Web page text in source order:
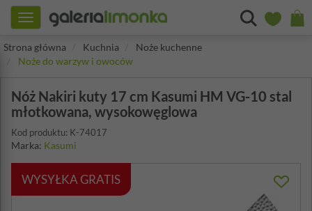
Toggle
navigation
Strona główna
Kuchnia
Noże kuchenne
Noże do warzyw i owoców
Nóż Nakiri kuty 17 cm Kasumi HM VG-10 stal
młotkowana, wysokowęglowa
Kod produktu: K-74017
Marka: Kasumi
WYSYŁKA GRATIS